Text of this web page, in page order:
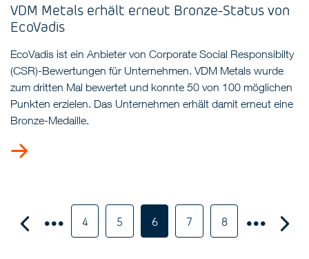
VDM Metals erhält erneut Bronze-Status von
EcoVadis
EcoVadis ist ein Anbieter von Corporate Social Responsibilty
(CSR)-Bewertungen für Unternehmen. VDM Metals wurde
zum dritten Mal bewertet und konnte 50 von 100 möglichen
Punkten erzielen. Das Unternehmen erhält damit erneut eine
Bronze-Medaille.
4 5 6 7 8